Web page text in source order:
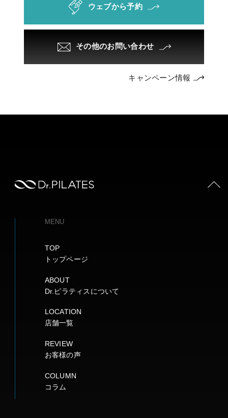
ウェブから予約
その他のお問い合わせ
キャンペーン情報
MENU
TOP
トップページ
ABOUT
Dr.ピラティスについて
LOCATION
店舗一覧
REVIEW
お客様の声
COLUMN
コラム